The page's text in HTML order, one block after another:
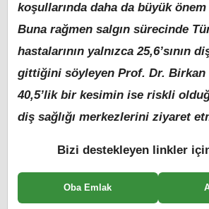
koşullarında daha da büyük
Buna rağmen salgın sürecinde
hastalarının yalnızca 25,6’sının
gittiğini söyleyen Prof. Dr. Birkan
40,5’lik bir kesimin ise riskli
diş sağlığı merkezlerini ziyaret
Bizi destekleyen linkler
Oba Emlak